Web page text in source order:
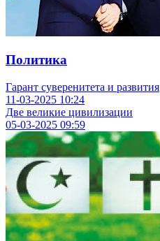
Политика
Гарант суверенитета и развития
11-03-2025 10:24
Две великие цивилизации
05-03-2025 09:59